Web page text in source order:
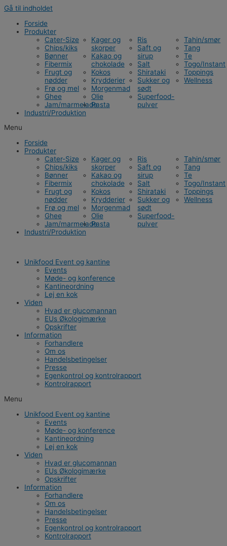
Gå til indholdet
Forside
Produkter
Cater-Size
Chips/kiks
Bønner
Fibermix
Frugt og
nødder
Frø og mel
Ghee
Jam/marmelade
Kager og
skorper
Kakao og
chokolade
Kokos
Krydderier
Morgenmad
Olie
Pasta
Ris
Saft og
sirup
Salt
Shirataki
Sukker og
sødt
Superfood-
pulver
Tahin/smør
Tang
Te
Togo/Instant
Toppings
Wellness
Industri/Produktion
Menu
Forside
Produkter
Cater-Size
Chips/kiks
Bønner
Fibermix
Frugt og
nødder
Frø og mel
Ghee
Jam/marmelade
Kager og
skorper
Kakao og
chokolade
Kokos
Krydderier
Morgenmad
Olie
Pasta
Ris
Saft og
sirup
Salt
Shirataki
Sukker og
sødt
Superfood-
pulver
Tahin/smør
Tang
Te
Togo/Instant
Toppings
Wellness
Industri/Produktion
Unikfood Event og kantine
Events
Møde- og konference
Kantineordning
Lej en kok
Viden
Hvad er glucomannan
EUs Økologimærke
Opskrifter
Information
Forhandlere
Om os
Handelsbetingelser
Presse
Egenkontrol og kontrolrapport
Kontrolrapport
Menu
Unikfood Event og kantine
Events
Møde- og konference
Kantineordning
Lej en kok
Viden
Hvad er glucomannan
EUs Økologimærke
Opskrifter
Information
Forhandlere
Om os
Handelsbetingelser
Presse
Egenkontrol og kontrolrapport
Kontrolrapport